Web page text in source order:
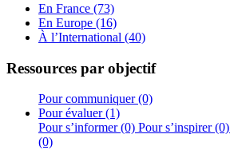
En France (73)
En Europe (16)
À l’International (40)
Ressources par objectif
Pour communiquer (0)
Pour évaluer (1)
Pour s’informer (0) Pour s’inspirer (0)
(0)